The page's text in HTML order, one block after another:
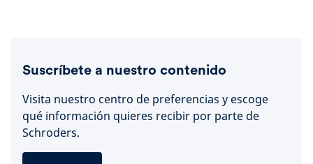
Suscríbete a nuestro contenido
Visita nuestro centro de preferencias y escoge
qué información quieres recibir por parte de
Schroders.